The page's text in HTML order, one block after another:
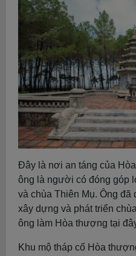
Đây là nơi an táng của
ông là người có đóng góp
và chùa Thiên Mụ. Ông
xây dựng và phát triển
ông làm Hòa thượng tại
Khu mộ tháp cố Hòa